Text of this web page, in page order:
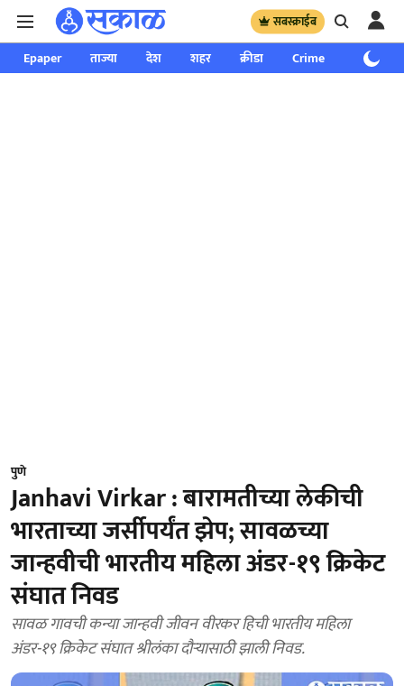
सबस्क्राईब
Epaper ताज्या देश शहर क्रीडा Crime साप्ताहिक
पुणे
Janhavi Virkar : बारामतीच्या लेकीची
भारताच्या जर्सीपर्यंत झेप; सावळच्या
जान्हवीची भारतीय महिला अंडर-१९ क्रिकेट
संघात निवड
सावळ गावची कन्या जान्हवी जीवन वीरकर हिची भारतीय महिला
अंडर-१९ क्रिकेट संघात श्रीलंका दौऱ्यासाठी झाली निवड.